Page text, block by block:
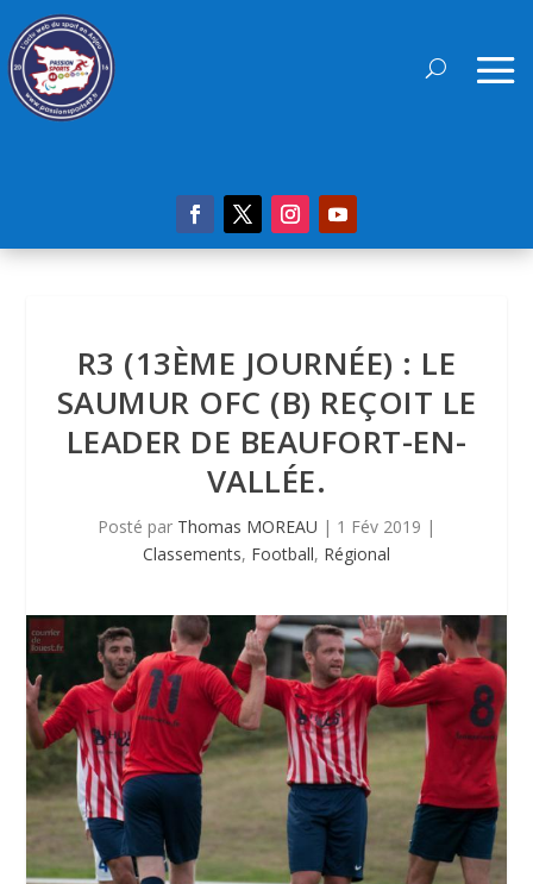
R3 (13ÈME JOURNÉE) : LE
SAUMUR OFC (B) REÇOIT LE
LEADER DE BEAUFORT-EN-
VALLÉE.
Posté par Thomas MOREAU | 1 Fév 2019 |
Classements, Football, Régional